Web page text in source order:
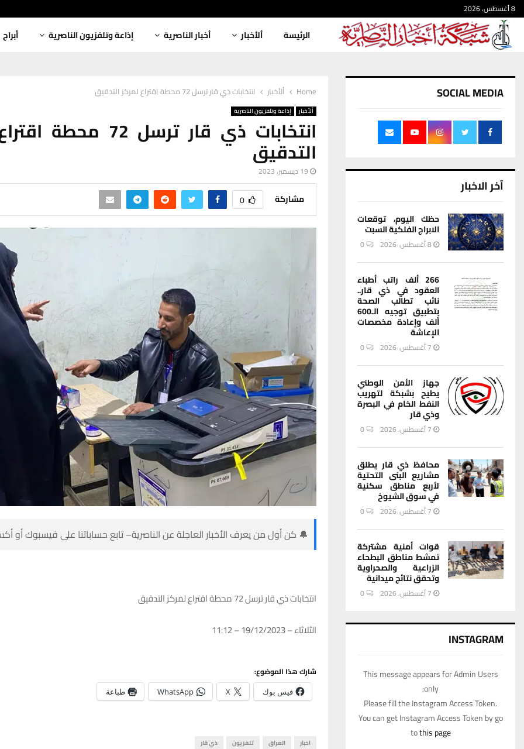
8 أغسطس، 2026
الرئيسة ألأخبار أخبار الناصرية إذاعة وتلفزيون الناصرية أبراج
Home ألأخبار انتخابات ذي قار ترسل 72 محطة اقتراع لمركز التدقيق
ألأخبار إذاعة وتلفزيون الناصرية
انتخابات ذي قار ترسل 72
التدقيق
19 ديسمبر، 2023
مشاركة 0
🔔 كن أول من يعرف الأخبار العاجلة عن الناصرية– تابع حساباتنا على فيسبوك أو
انتخابات ذي قار ترسل 72 محطة اقتراع لمركز التدقيق
الثلاثاء – 19/12/2023 – 11:12
شارك هذا الموضوع:
فيس بوك X
WhatsApp طباعة
اخبار العراق تلفزيون ذي قار
SOCIAL MEDIA
آخر الاخبار
حظك اليوم، توقعات
الابراج الفلكية السبت
8 أغسطس، 2026 0
266 ألف راتب أطباء
العقود في ذي قار..
نائب تطالب الصحة
بتطبيق توجيه الـ600
ألف وإعادة مخصصات
الإعاشة
7 أغسطس، 2026 0
جهاز الأمن الوطني
يطيح بشبكة لتهريب
النفط الخام في البصرة
وذي قار
7 أغسطس، 2026 0
محافظ ذي قار يطلق
مشاريع البنى التحتية
لأربع مناطق سكنية
في سوق الشيوخ
7 أغسطس، 2026 0
قوات أمنية مشتركة
تمشط مناطق البطحاء
الزراعية والصحراوية
وتحقق نتائج ميدانية
7 أغسطس، 2026 0
INSTAGRAM
This message appears for Admin Users
only:
Please fill the Instagram Access Token.
You can get Instagram Access Token by go
tothis page